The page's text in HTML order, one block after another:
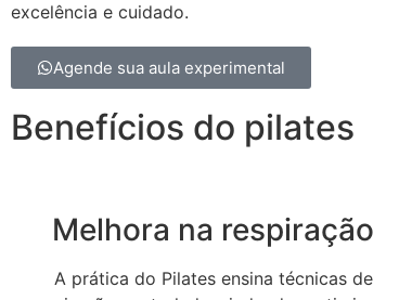
excelência e cuidado.
Agende sua aula experimental
Benefícios do pilates
Melhora na respiração
A prática do Pilates ensina técnicas de